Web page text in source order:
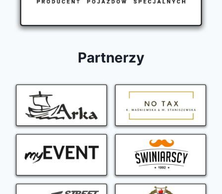
Partnerzy